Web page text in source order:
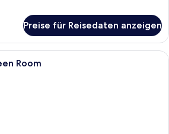
Preise für Reisedaten anzeigen
Ein Hotelzimmer mit einem großen
Room